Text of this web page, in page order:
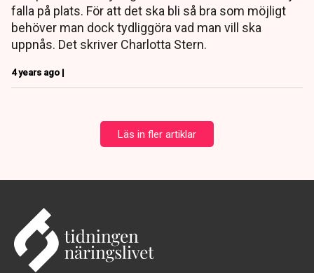
falla på plats. För att det ska bli så bra som möjligt
behöver man dock tydliggöra vad man vill ska
uppnås. Det skriver Charlotta Stern.
4 years ago |
Läs in fler artiklar